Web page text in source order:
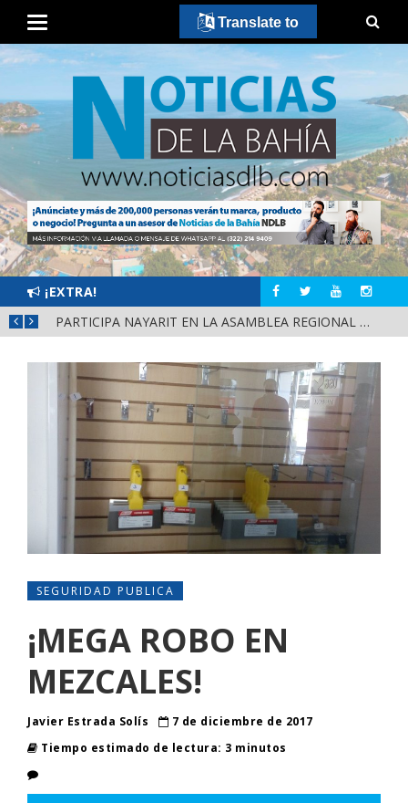
¡EXTRA!
PARTICIPA NAYARIT EN LA ASAMBLEA REGIONAL DE CONSULTA PARA LA LEY DE DERECHOS INDÍGENAS Y AFROMEXICANOS
SEGURIDAD PUBLICA
¡MEGA ROBO EN
MEZCALES!
Javier Estrada Solís
7 de diciembre de 2017
Tiempo estimado de lectura: 3 minutos
Translate to